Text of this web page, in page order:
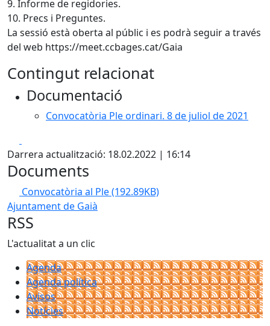
9. Informe de regidories.
10. Precs i Preguntes.
La sessió està oberta al públic i es podrà seguir a través
del web https://meet.ccbages.cat/Gaia
Contingut relacionat
Documentació
Convocatòria Ple ordinari. 8 de juliol de 2021
Darrera actualització: 18.02.2022 | 16:14
Documents
Convocatòria al Ple(192.89KB)
Ajuntament de Gaià
RSS
L'actualitat a un clic
Agenda
Agenda política
Avisos
Notícies